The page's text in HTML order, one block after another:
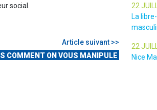
social.
Article suivant >>
COMMENT ON VOUS MANIPULE
22
La
22
Nice